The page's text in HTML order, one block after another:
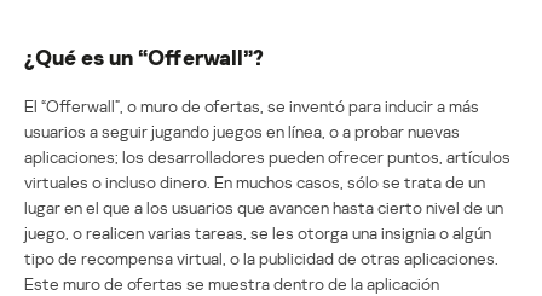
¿Qué es un “Offerwall”?
El “Offerwall”, o muro de ofertas, se inventó para inducir a más
usuarios a seguir jugando juegos en línea, o a probar nuevas
aplicaciones; los desarrolladores pueden ofrecer puntos, artículos
virtuales o incluso dinero. En muchos casos, sólo se trata de un
lugar en el que a los usuarios que avancen hasta cierto nivel de un
juego, o realicen varias tareas, se les otorga una insignia o algún
tipo de recompensa virtual, o la publicidad de otras aplicaciones.
Este muro de ofertas se muestra dentro de la aplicación